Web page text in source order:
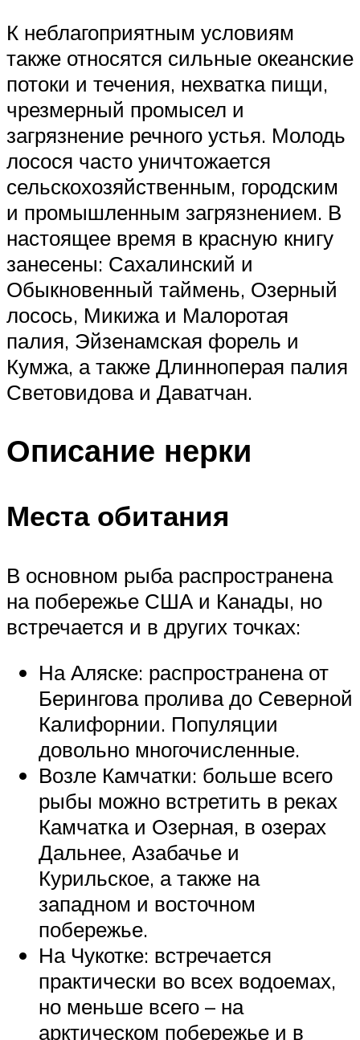
К неблагоприятным условиям
также относятся сильные океанские
потоки и течения, нехватка пищи,
чрезмерный промысел и
загрязнение речного устья. Молодь
лосося часто уничтожается
сельскохозяйственным, городским
и промышленным загрязнением. В
настоящее время в красную книгу
занесены: Сахалинский и
Обыкновенный таймень, Озерный
лосось, Микижа и Малоротая
палия, Эйзенамская форель и
Кумжа, а также Длинноперая палия
Световидова и Даватчан.
Описание нерки
Места обитания
В основном рыба распространена
на побережье США и Канады, но
встречается и в других точках:
На Аляске: распространена от
Берингова пролива до Северной
Калифорнии. Популяции
довольно многочисленные.
Возле Камчатки: больше всего
рыбы можно встретить в реках
Камчатка и Озерная, в озерах
Дальнее, Азабачье и
Курильское, а также на
западном и восточном
побережье.
На Чукотке: встречается
практически во всех водоемах,
но меньше всего – на
арктическом побережье и в